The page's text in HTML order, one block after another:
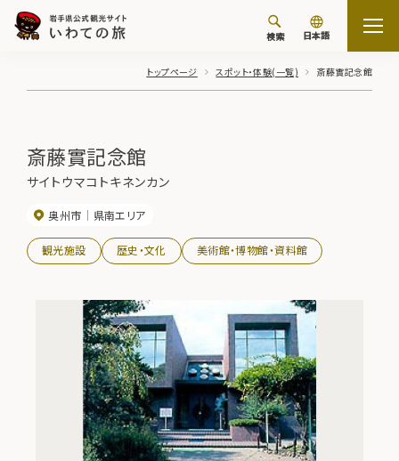
検索 日本語
トップページ スポット・体験(一覧) 斎藤實記念館
斎藤實記念館
サイトウマコトキネンカン
奥州市 県南エリア
観光施設 歴史・文化 美術館・博物館・資料館